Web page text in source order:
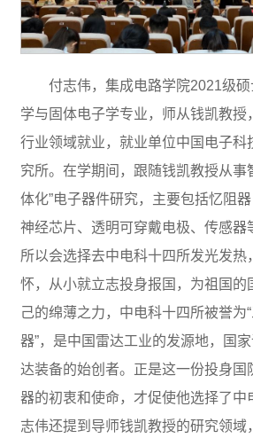
付志伟，集成电路学院2021级
学与固体电子学专业，师从钱凯教授
行业领域就业，就业单位中国电子科
究所。在学期间，跟随钱凯教授从事
体化”电子器件研究，主要包括忆阻
神经芯片、透明可穿戴电极、传感器
所以会选择去中电科十四所发光发热
怀，从小就立志投身报国，为祖国的
己的绵薄之力，中电科十四所被誉为
器”，是中国雷达工业的发源地，国
达装备的始创者。正是这一份投身国
器的初衷和使命，才促使他选择了中
志伟还提到导师钱凯教授的研究领域